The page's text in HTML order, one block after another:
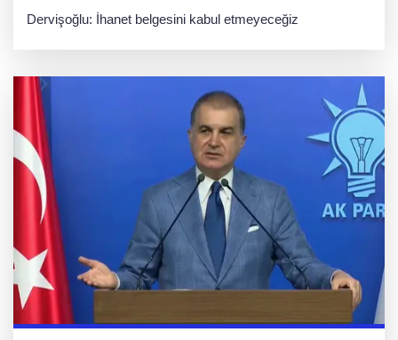
Dervişoğlu: İhanet belgesini kabul etmeyeceğiz